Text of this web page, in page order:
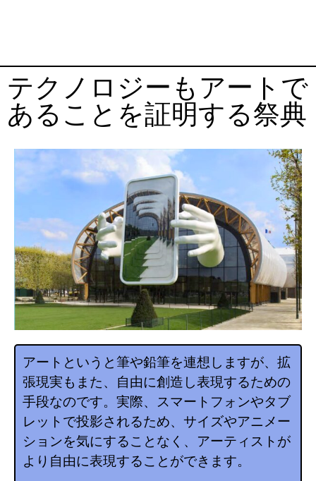
テクノロジーもアートで
あることを証明する祭典
アートというと筆や鉛筆を連想しますが、拡
張現実もまた、自由に創造し表現するための
手段なのです。実際、スマートフォンやタブ
レットで投影されるため、サイズやアニメー
ションを気にすることなく、アーティストが
より自由に表現することができます。